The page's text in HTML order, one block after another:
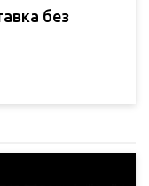
без